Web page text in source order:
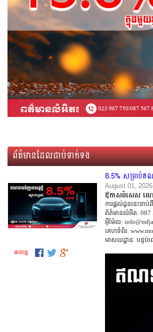
ព័ត៌មានដែលជាប់ទាក់ទង
8.5% សម្រាប់ឥ
August 01, 2026
ឳកាសពិសេស លោក
ការផ្តល់ជូននេះចា
ព័ត៌មានលំអិត: 087
អ៊ីម៉ែល:
គេហទំព័រ: www.
អាសយដ្ឋានៈ បន្ទប់
អាន​បន្ត